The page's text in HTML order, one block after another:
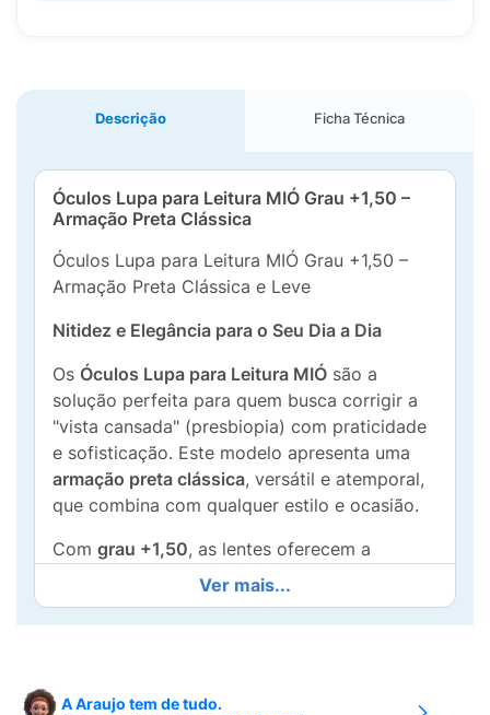
Descrição Ficha Técnica
Óculos Lupa para Leitura MIÓ Grau +1,50 –
Armação Preta Clássica
Óculos Lupa para Leitura MIÓ Grau +1,50 –
Armação Preta Clássica e Leve
Nitidez e Elegância para o Seu Dia a Dia
Os Óculos Lupa para Leitura MIÓ são a
solução perfeita para quem busca corrigir a
"vista cansada" (presbiopia) com praticidade
e sofisticação. Este modelo apresenta uma
armação preta clássica, versátil e atemporal,
que combina com qualquer estilo e ocasião.
Com grau +1,50, as lentes oferecem a
ampliação ideal para trazer clareza a letras
pequenas em livros, rótulos, telas de celular e
trabalhos manuais. Desenvolvidos para serem
rosto. A haste lateral exibe a logo "MIÓ" de
Ver mais...
A Araujo tem de tudo.